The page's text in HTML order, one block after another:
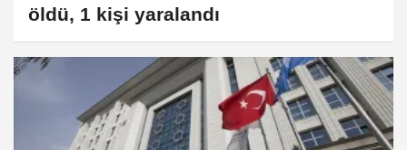
öldü, 1 kişi yaralandı